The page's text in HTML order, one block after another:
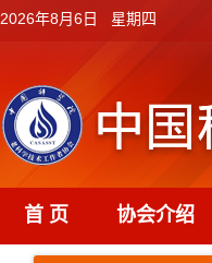
2026年8月6日 星期四
首 页 协会介绍